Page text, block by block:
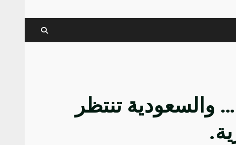
والسعودية تنتظر